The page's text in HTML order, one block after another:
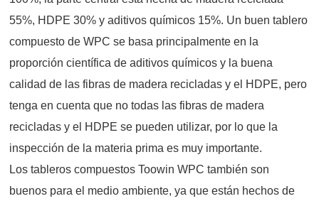
55%, HDPE 30% y aditivos químicos 15%. Un buen tablero
compuesto de WPC se basa principalmente en la
proporción científica de aditivos químicos y la buena
calidad de las fibras de madera recicladas y el HDPE, pero
tenga en cuenta que no todas las fibras de madera
recicladas y el HDPE se pueden utilizar, por lo que la
inspección de la materia prima es muy importante.
Los tableros compuestos Toowin WPC también son
buenos para el medio ambiente, ya que están hechos de